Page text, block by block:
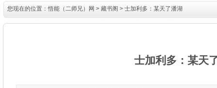
您现在的位置：悟能（二师兄）网 > 藏书阁 > 士加利多：某天了潘湖
士加利多：某天